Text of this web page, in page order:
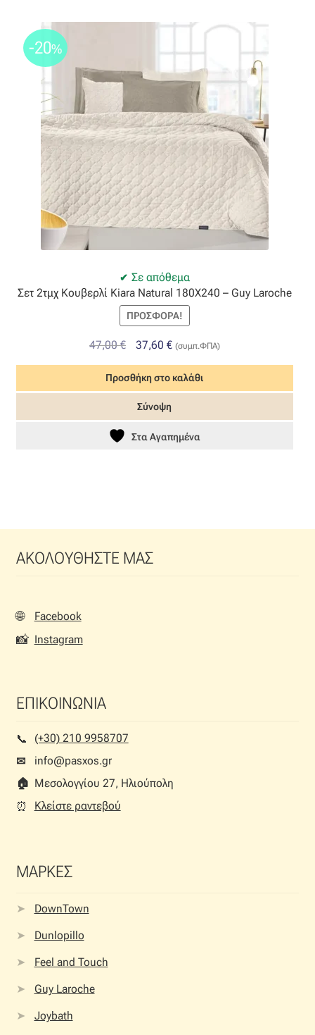
Σε απόθεμα
-20%
Σετ 2τμχ Κουβερλί Kiara Natural 180X240 – Guy Laroche
ΠΡΟΣΦΟΡΆ!
47,00€
Original
price
was:
47,00 €.
37,60 €Η
τρέχουσα
τιμή
είναι:
(συμπ.ΦΠΑ)
Προσθήκη στο καλάθι
Σύνοψη
Στα Αγαπημένα
ΑΚΟΛΟΥΘΗΣΤΕ ΜΑΣ
🌐 Facebook
📸 Instagram
ΕΠΙΚΟΙΝΩΝΙΑ
📞︎
(+30) 210 9958707
✉
info@pasxos.gr
🏠︎ Μεσολογγίου 27, Ηλιούπολη
⏰︎
Κλείστε ραντεβού
ΜΑΡΚΕΣ
DownTown
Dunlopillo
Feel and Touch
Guy Laroche
Joybath